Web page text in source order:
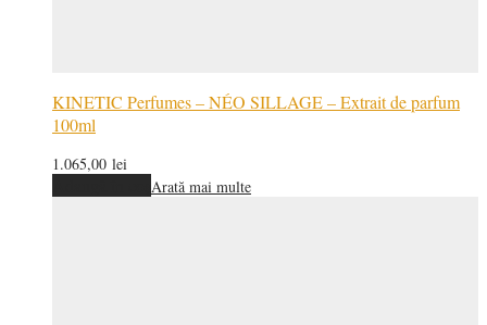
KINETIC Perfumes – NÉO SILLAGE – Extrait de parfum
100ml
1.065,00 lei
Arată mai multe